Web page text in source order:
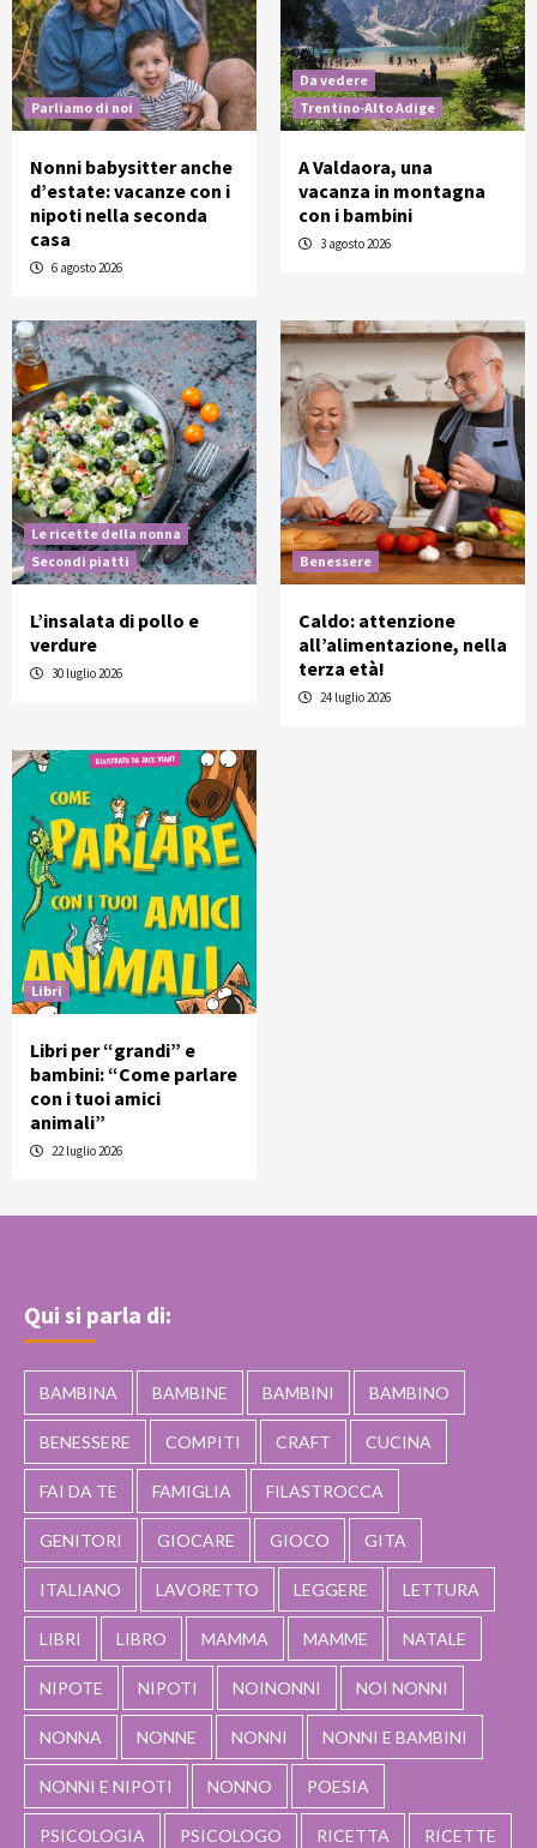
Parliamo di noi
Nonni babysitter anche
d’estate: vacanze con i
nipoti nella seconda
casa
6 agosto 2026
Da vedere
Trentino-Alto Adige
A Valdaora, una
vacanza in montagna
con i bambini
3 agosto 2026
Le ricette della nonna
Secondi piatti
L’insalata di pollo e
verdure
30 luglio 2026
Benessere
Caldo: attenzione
all’alimentazione, nella
terza età!
24 luglio 2026
Libri
Libri per “grandi” e
bambini: “Come parlare
con i tuoi amici
animali”
22 luglio 2026
Qui si parla di:
BAMBINA BAMBINE BAMBINI BAMBINO
BENESSERE COMPITI CRAFT CUCINA
FAI DA TE FAMIGLIA FILASTROCCA
GENITORI GIOCARE GIOCO GITA
ITALIANO LAVORETTO LEGGERE LETTURA
LIBRI LIBRO MAMMA MAMME NATALE
NIPOTE NIPOTI NOINONNI NOI NONNI
NONNA NONNE NONNI NONNI E BAMBINI
NONNI E NIPOTI NONNO POESIA
PSICOLOGIA PSICOLOGO RICETTA RICETTE